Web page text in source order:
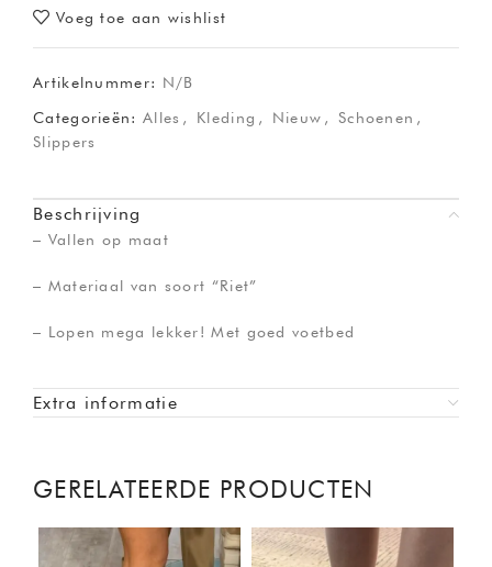
Voeg toe aan wishlist
Artikelnummer: N/B
Categorieën: Alles , Kleding , Nieuw , Schoenen ,
Slippers
Beschrijving
– Vallen op maat
– Materiaal van soort “Riet”
– Lopen mega lekker! Met goed voetbed
Extra informatie
GERELATEERDE PRODUCTEN